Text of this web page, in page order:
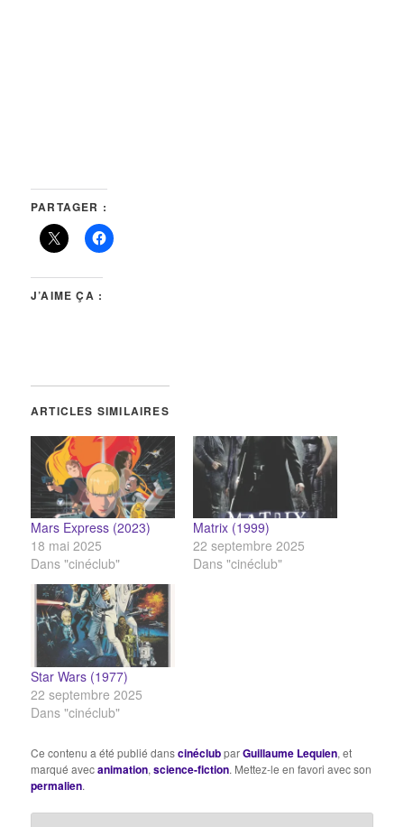
PARTAGER :
J’AIME ÇA :
ARTICLES SIMILAIRES
Mars Express (2023)
18 mai 2025
Dans "cinéclub"
Matrix (1999)
22 septembre 2025
Dans "cinéclub"
Star Wars (1977)
22 septembre 2025
Dans "cinéclub"
Ce contenu a été publié danscinéclubparGuillaume Lequien, et
marqué avecanimation,science-fiction. Mettez-le en favori avec son
permalien.